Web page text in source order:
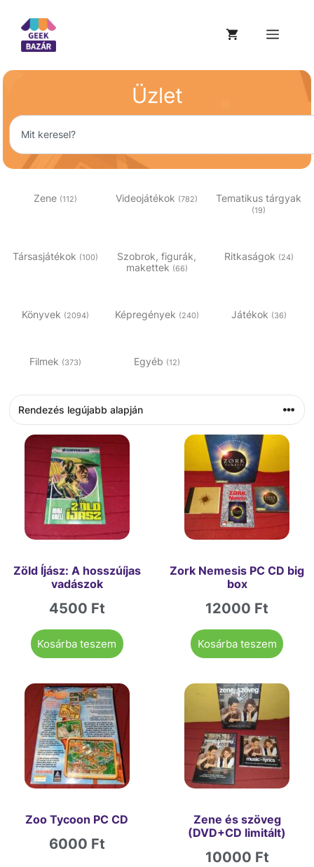
Üzlet
Zene (112) Videojátékok (782) Tematikus tárgyak
(19)
Társasjátékok (100)
Szobrok, figurák,
makettek (66)
Ritkaságok (24)
Könyvek (2094) Képregények (240) Játékok (36)
Filmek (373) Egyéb (12)
Zöld Íjász: A hosszúíjas
vadászok
4500 Ft
Kosárba teszem
Zork Nemesis PC CD big
box
12000 Ft
Kosárba teszem
Zoo Tycoon PC CD
6000 Ft
Zene és szöveg
(DVD+CD limitált)
10000 Ft